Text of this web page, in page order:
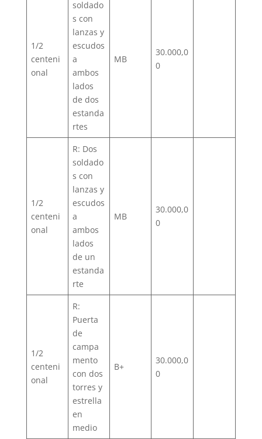
1/2
centeni
onal
soldado
s con
lanzas y
escudos
a
ambos
lados
de dos
estanda
rtes
MB
30.000,0
0
1/2
centeni
onal
R: Dos
soldado
s con
lanzas y
escudos
a
ambos
lados
de un
estanda
rte
MB
30.000,0
0
1/2
centeni
onal
R:
Puerta
de
campa
mento
con dos
torres y
estrella
en
medio
B+
30.000,0
0